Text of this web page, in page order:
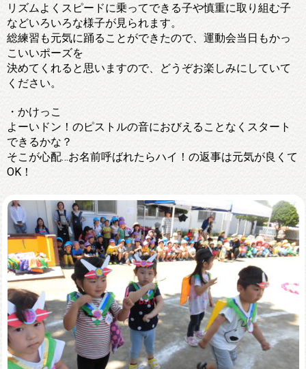
リズムよくスピードに乗ってできる子や慎重に取り組む子
などいろいろな様子が見られます。
総練習も元気に踊ることができたので、運動会当日もかっ
こいいポーズを
決めてくれると思いますので、どうぞお楽しみにしていて
ください。
・かけっこ
よーいドン！のピストルの音におびえることなくスタート
できるかな？
そこが心配…お名前呼ばれたらハイ！の返事は元気が良くて
OK！